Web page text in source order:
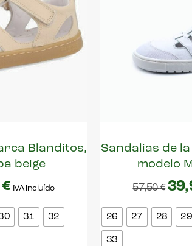
Blanditos,
beige
€ IVA incluído
31 32
Sandalias de
modelo
57,50€
26 27 28 29
33